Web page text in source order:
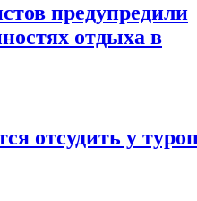
предупредили
отдыха в
отсудить у